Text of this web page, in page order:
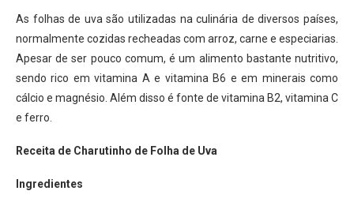
As folhas de uva são utilizadas na culinária de diversos países,
normalmente cozidas recheadas com arroz, carne e especiarias.
Apesar de ser pouco comum, é um alimento bastante nutritivo,
sendo rico em vitamina A e vitamina B6 e em minerais como
cálcio e magnésio. Além disso é fonte de vitamina B2, vitamina C
e ferro.
Receita de Charutinho de Folha de Uva
Ingredientes